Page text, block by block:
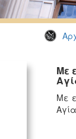
Με
Με